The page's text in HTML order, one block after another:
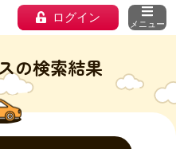
ログイン メニュー
の検索結果